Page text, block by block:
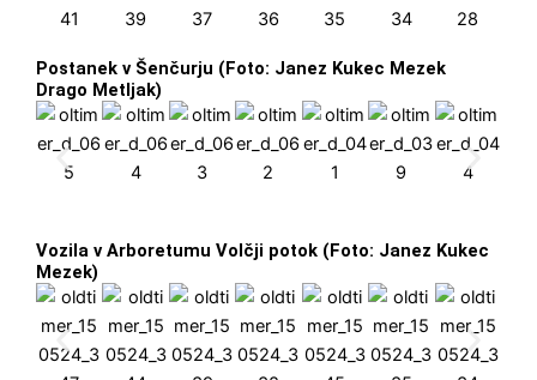
Postanek v Šenčurju (Foto: Janez Kukec Mezek
Drago Metljak)
Vozila v Arboretumu Volčji potok (Foto: Janez Kukec
Mezek)